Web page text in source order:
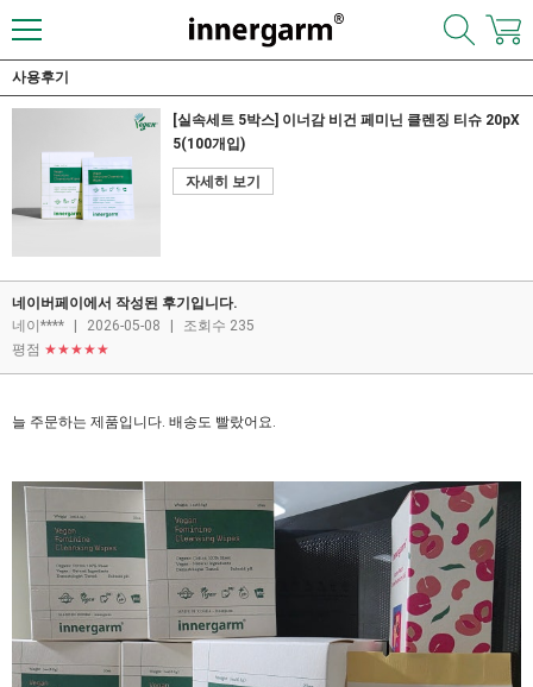
사용후기
[실속세트 5박스] 이너감 비건 페미닌 클렌징 티슈 20pX
5(100개입)
자세히 보기
네이버페이에서 작성된 후기입니다.
네이****
2026-05-08
조회수 235
평점 ★★★★★
늘 주문하는 제품입니다. 배송도 빨랐어요.